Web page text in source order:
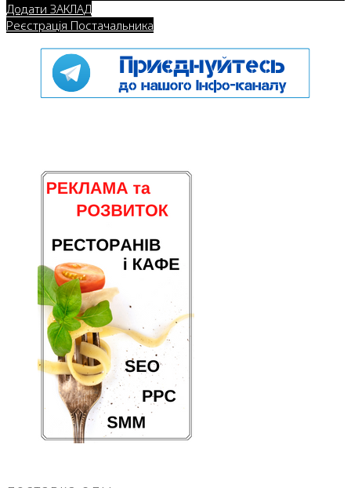
Додати ЗАКЛАД
Реєстрація Постачальника